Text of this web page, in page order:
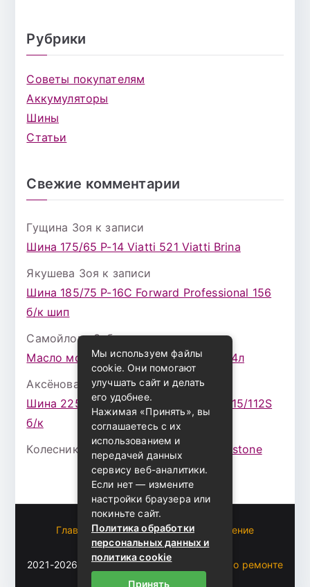
Рубрики
Советы покупателям
Аккумуляторы
Шины
Статьи
Свежие комментарии
Гущина Зоя к записи
Шина 175/65 Р-14 Viatti 521 Viatti Brina
Якушева Зоя к записи
Шина 185/75 Р-16С Forward Professional 156
б/к шип
Самойлова Забавак записи
Масло моторное ZIC X7 (A+) 10W30 4л
Аксёнова Адельк записи
Шина 225/75 Р-16 Nokian Rotiva HT 115/112S
б/к
Колесникова Аурикак записи Bridgestone
Главная
Пользовательское соглашение
Карта сайта
2021-2026 (c)Автоблог Владомира — все о ремонте
и эксплуатации авто
Мы используем файлы
cookie. Они помогают
улучшать сайт и делать
его удобнее.
Нажимая «Принять», вы
соглашаетесь с их
использованием и
передачей данных
сервису веб-аналитики.
Если нет — измените
настройки браузера или
покиньте сайт.
Политика обработки
персональных данных и
политика cookie
Принять